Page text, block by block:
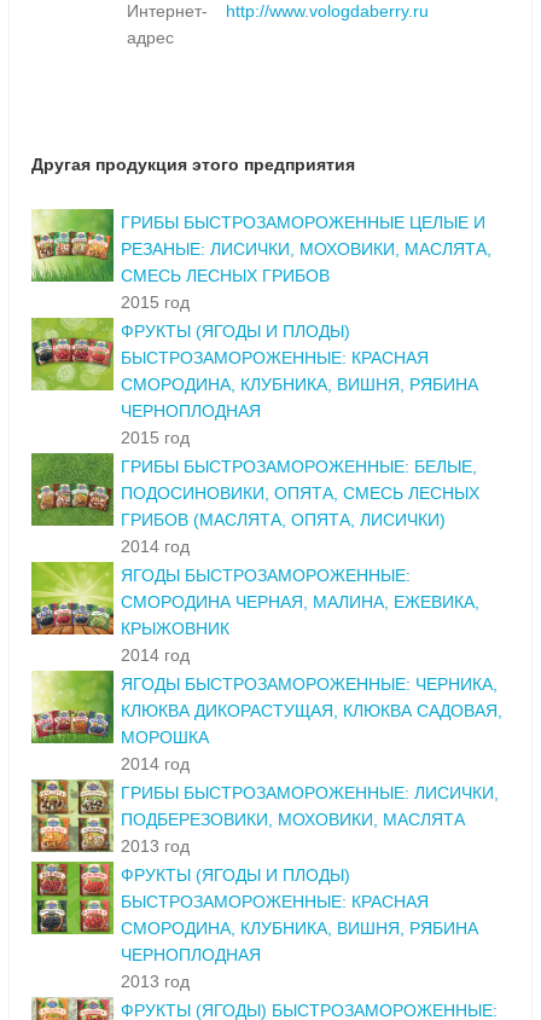
Интернет-
адрес
http://www.vologdaberry.ru
Другая продукция этого предприятия
ГРИБЫ БЫСТРОЗАМОРОЖЕННЫЕ ЦЕЛЫЕ И
РЕЗАНЫЕ: ЛИСИЧКИ, МОХОВИКИ, МАСЛЯТА,
СМЕСЬ ЛЕСНЫХ ГРИБОВ
2015 год
ФРУКТЫ (ЯГОДЫ И ПЛОДЫ)
БЫСТРОЗАМОРОЖЕННЫЕ: КРАСНАЯ
СМОРОДИНА, КЛУБНИКА, ВИШНЯ, РЯБИНА
ЧЕРНОПЛОДНАЯ
2015 год
ГРИБЫ БЫСТРОЗАМОРОЖЕННЫЕ: БЕЛЫЕ,
ПОДОСИНОВИКИ, ОПЯТА, СМЕСЬ ЛЕСНЫХ
ГРИБОВ (МАСЛЯТА, ОПЯТА, ЛИСИЧКИ)
2014 год
ЯГОДЫ БЫСТРОЗАМОРОЖЕННЫЕ:
СМОРОДИНА ЧЕРНАЯ, МАЛИНА, ЕЖЕВИКА,
КРЫЖОВНИК
2014 год
ЯГОДЫ БЫСТРОЗАМОРОЖЕННЫЕ: ЧЕРНИКА,
КЛЮКВА ДИКОРАСТУЩАЯ, КЛЮКВА САДОВАЯ,
МОРОШКА
2014 год
ГРИБЫ БЫСТРОЗАМОРОЖЕННЫЕ: ЛИСИЧКИ,
ПОДБЕРЕЗОВИКИ, МОХОВИКИ, МАСЛЯТА
2013 год
ФРУКТЫ (ЯГОДЫ И ПЛОДЫ)
БЫСТРОЗАМОРОЖЕННЫЕ: КРАСНАЯ
СМОРОДИНА, КЛУБНИКА, ВИШНЯ, РЯБИНА
ЧЕРНОПЛОДНАЯ
2013 год
ФРУКТЫ (ЯГОДЫ) БЫСТРОЗАМОРОЖЕННЫЕ: